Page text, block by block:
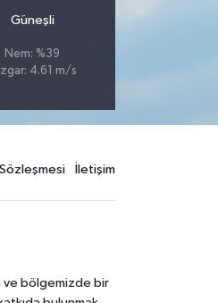
Güneşli
Nem: %39
4.61 m/s
İletişim
ve bölgemizde bir